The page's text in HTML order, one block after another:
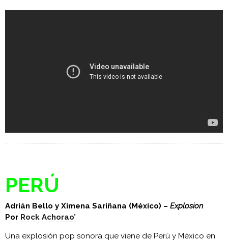
PERÚ
Adrián Bello y Ximena Sariñana (México) – Explosion
Por Rock Achorao’
Una explosión pop sonora que viene de Perú y México en